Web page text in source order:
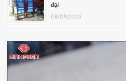
đại
08/09/2025